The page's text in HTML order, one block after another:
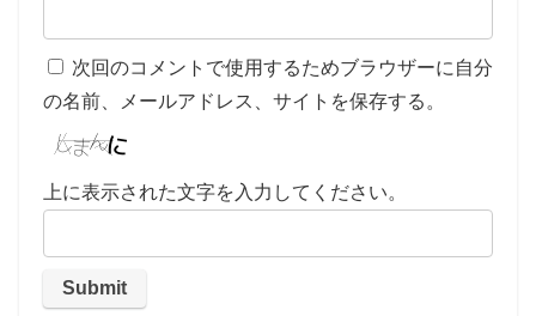
次回のコメントで使用するためブラウザーに自分
の名前、メールアドレス、サイトを保存する。
上に表示された文字を入力してください。